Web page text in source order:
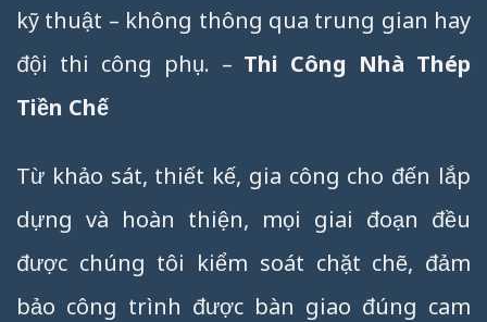
kỹ thuật – không thông qua trung gian hay
đội thi công phụ. – Thi Công Nhà Thép
Tiền Chế
Từ khảo sát, thiết kế, gia công cho đến lắp
dựng và hoàn thiện, mọi giai đoạn đều
được chúng tôi kiểm soát chặt chẽ, đảm
bảo công trình được bàn giao đúng cam